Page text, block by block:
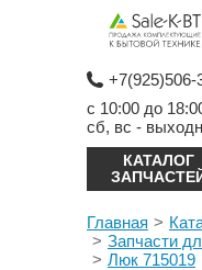
+7(925)506-
с 10:00 до
сб, вс -
КАТАЛОГ
Главная
Запчасти
Люк 715019